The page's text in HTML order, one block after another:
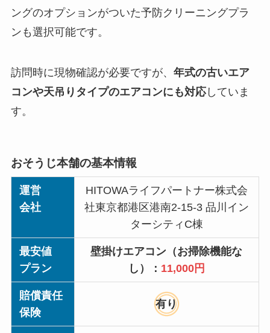
ングのオプションがついた予防クリーニングプラ
ンも選択可能です。
訪問時に現物確認が必要ですが、 年式の古いエア
コンや天吊りタイプのエアコンにも対応していま
す。
おそうじ本舗の基本情報
運営
会社
HITOWAライフパートナー株式会
社東京都港区港南2-15-3 品川イン
ターシティC棟
最安値
プラン
壁掛けエアコン（お掃除機能な
し）： 11,000円
賠償責任
保険
有り